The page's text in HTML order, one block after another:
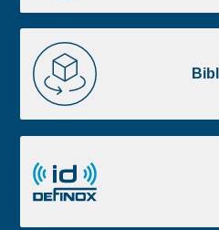
liste
footer
Bibliothèque
2D/3D
ID